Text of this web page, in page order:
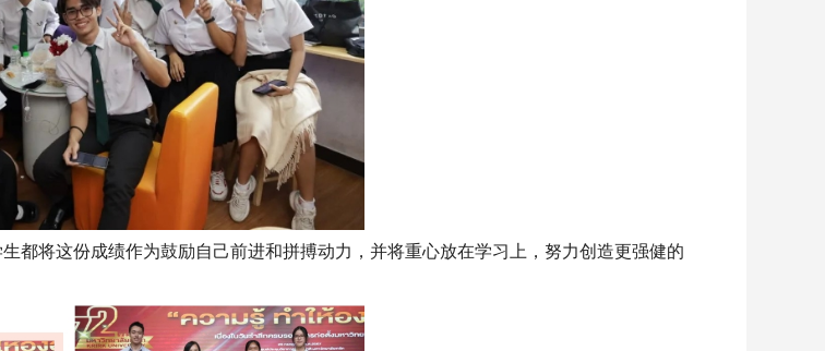
都将这份成绩作为鼓励自己前进和拼搏动力，并将重心放在学习上，努力创造更强健的